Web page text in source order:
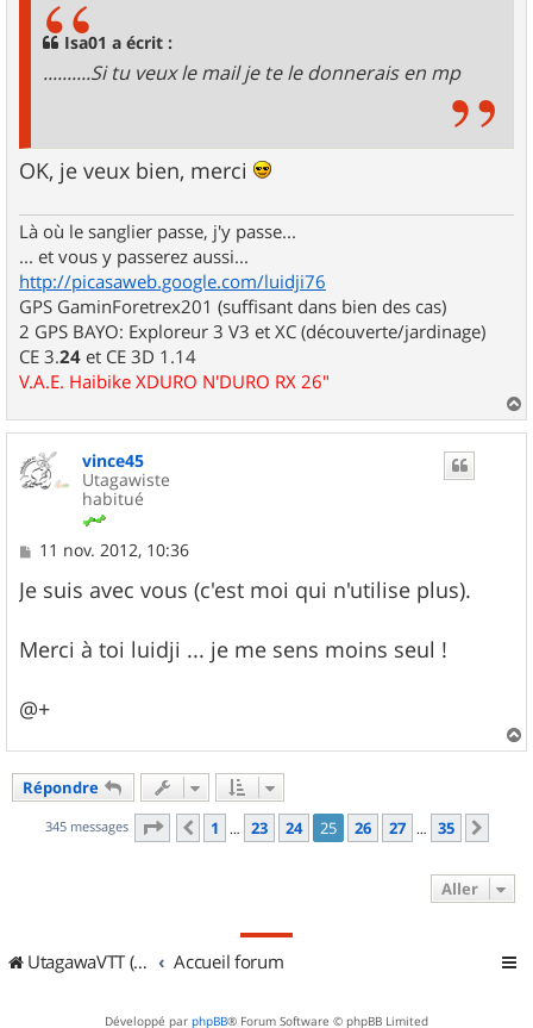
Isa01 a écrit :
..........Si tu veux le mail je te le donnerais en mp
OK, je veux bien, merci
Là où le sanglier passe, j'y passe...
... et vous y passerez aussi...
http://picasaweb.google.com/luidji76
GPS GaminForetrex201 (suffisant dans bien des cas)
2 GPS BAYO: Exploreur 3 V3 et XC (découverte/jardinage)
CE 3.24 et CE 3D 1.14
V.A.E. Haibike XDURO N'DURO RX 26"
a
vince45
Utagawiste
habitué
M
s
s
g
e
11 nov. 2012, 10:36
Je suis avec vous (c'est moi qui n'utilise plus).
Merci à toi luidji ... je me sens moins seul !
@+
a
Répondre
345 messages Page 25 sur35
Précédent
1 … 23 24 25 26 27 … 35
Aller
UtagawaVTT (Randos VTT et VTTAE avec traces GPS) Accueil forum
Développé par phpBB® Forum Software © phpBB Limited